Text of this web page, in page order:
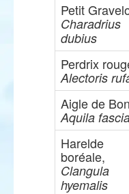
Petit
Charadrius
dubius
Perdrix
Alectoris
Aigle de
Aquila
Harelde
boréale,
Clangula
hyemalis